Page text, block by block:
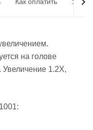
Как оплатить
на голове
Увеличение 1.2Х,